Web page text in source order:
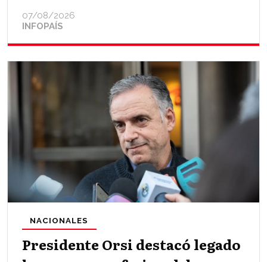
INFOPAÍS
07/08/2026
Presidente Orsi destacó legado
NACIONALES